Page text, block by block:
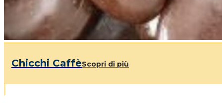
Chicchi CaffèScopri di più